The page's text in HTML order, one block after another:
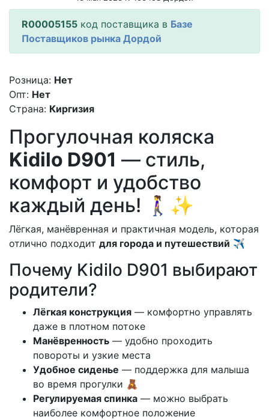
R00005155 код поставщика в Базе
Поставщиков рынка Дордой
Розница: Нет
Опт: Нет
Страна: Киргизия
Прогулочная коляска
Kidilo D901 — стиль,
комфорт и удобство
каждый день! 🚶‍♀️✨
Лёгкая, манёвренная и практичная модель, которая
отлично подходит для города и путешествий ✈️
Почему Kidilo D901 выбирают
родители?
Лёгкая конструкция — комфортно управлять
даже в плотном потоке
Манёвренность — удобно проходить
повороты и узкие места
Удобное сиденье — поддержка для малыша
во время прогулки 🧸
Регулируемая спинка — можно выбрать
наиболее комфортное положение